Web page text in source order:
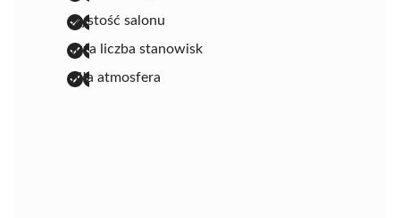
czystość salonu
duża liczba stanowisk
miła atmosfera